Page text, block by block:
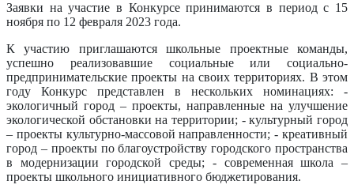
Заявки на участие в Конкурсе принимаются в период с 15
ноября по 12 февраля 2023 года.
К участию приглашаются школьные проектные команды,
успешно реализовавшие социальные или социально-
предпринимательские проекты на своих территориях. В этом
году Конкурс представлен в нескольких номинациях: -
экологичный город – проекты, направленные на улучшение
экологической обстановки на территории; - культурный город
– проекты культурно-массовой направленности; - креативный
город – проекты по благоустройству городского пространства
в модернизации городской среды; - современная школа –
проекты школьного инициативного бюджетирования.